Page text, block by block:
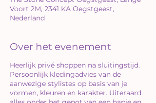
Voort 2M, 2341 KA Oegstgeest,
Nederland
Over het evenement
Heerlijk privé shoppen na sluitingstijd.
Persoonlijk kledingadvies van de
aanwezige stylistes op basis van je
vormen, kleuren en karakter. Uiteraard